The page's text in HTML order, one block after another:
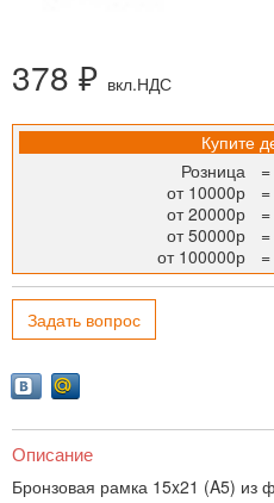
378 ₽ вкл.НДС
Купите
Розница
=
от 10000р
=
от 20000р
=
от 50000р
=
от 100000р
=
Задать вопрос
Описание
Бронзовая рамка 15x21 (A5) из